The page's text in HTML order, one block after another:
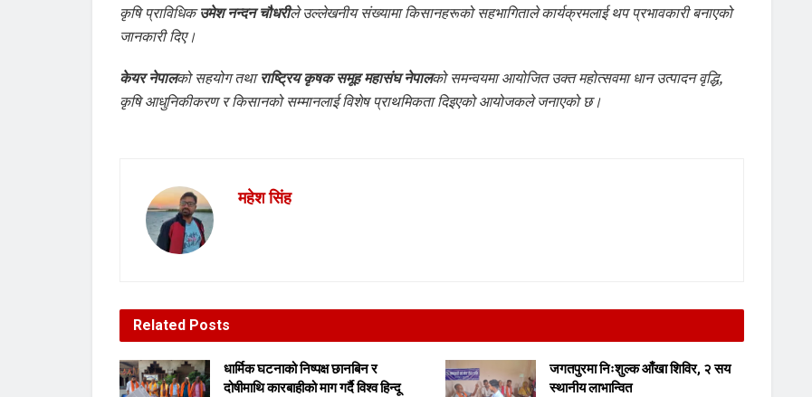
कृषि प्राविधिकउमेश नन्दन चौधरीले उल्लेखनीय संख्यामा किसानहरूको सहभागिताले कार्यक्रमलाई थप प्रभावकारी बनाएको
जानकारी दिए।
केयर नेपालको सहयोग तथाराष्ट्रिय कृषक समूह महासंघ नेपालको समन्वयमा आयोजित उक्त महोत्सवमा धान उत्पादन वृद्धि,
कृषि आधुनिकीकरण र किसानको सम्मानलाई विशेष प्राथमिकता दिइएको आयोजकले जनाएको छ।
महेश सिंह
Related Posts
धार्मिक घटनाको निष्पक्ष छानबिन र
दोषीमाथि कारबाहीको माग गर्दै विश्व हिन्दू
जगतपुरमा निःशुल्क आँखा शिविर, २ सय
स्थानीय लाभान्वित